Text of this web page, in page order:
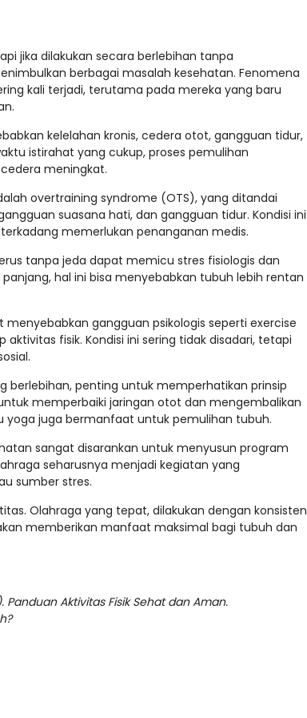
jika dilakukan secara berlebihan tanpa
berbagai masalah kesehatan. Fenomena
kali terjadi, terutama pada mereka yang baru
kelelahan kronis, cedera otot, gangguan tidur,
istirahat yang cukup, proses pemulihan
meningkat.
overtraining syndrome (OTS), yang ditandai
suasana hati, dan gangguan tidur. Kondisi ini
memerlukan penanganan medis.
tanpa jeda dapat memicu stres fisiologis dan
hal ini bisa menyebabkan tubuh lebih rentan
gangguan psikologis seperti exercise
fisik. Kondisi ini sering tidak disadari, tetapi
penting untuk memperhatikan prinsip
memperbaiki jaringan otot dan mengembalikan
yoga juga bermanfaat untuk pemulihan tubuh.
sangat disarankan untuk menyusun program
seharusnya menjadi kegiatan yang
sumber stres.
Olahraga yang tepat, dilakukan dengan konsisten
memberikan manfaat maksimal bagi tubuh dan
Aktivitas Fisik Sehat dan Aman.